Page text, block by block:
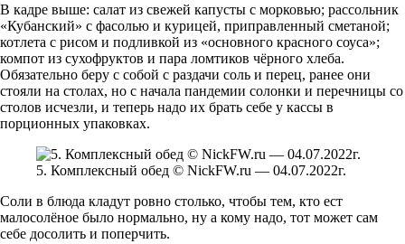
В кадре выше: салат из свежей капусты с морковью; рассольник
«Кубанский» с фасолью и курицей, приправленный сметаной;
котлета с рисом и подливкой из «основного красного соуса»;
компот из сухофруктов и пара ломтиков чёрного хлеба.
Обязательно беру с собой с раздачи соль и перец, ранее они
стояли на столах, но с начала пандемии солонки и перечницы со
столов исчезли, и теперь надо их брать себе у кассы в
порционных упаковках.
5. Комплексный обед © NickFW.ru — 04.07.2022г.
Соли в блюда кладут ровно столько, чтобы тем, кто ест
малосолёное было нормально, ну а кому надо, тот может сам
себе досолить и поперчить.